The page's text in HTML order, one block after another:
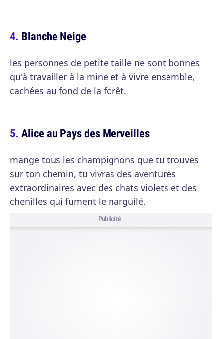
Blanche Neige
les personnes de petite taille ne sont bonnes
qu'à travailler à la mine et à vivre ensemble,
cachées au fond de la forêt.
Alice au Pays des Merveilles
mange tous les champignons que tu trouves
sur ton chemin, tu vivras des aventures
extraordinaires avec des chats violets et des
chenilles qui fument le narguilé.
Publicité